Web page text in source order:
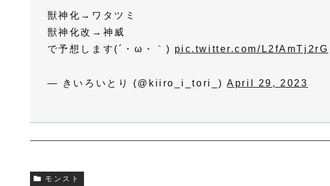
獣神化→ワタツミ
獣神化改→神威
で予想します(´・ω・｀) pic.twitter.com/L2fAmTj2rG
— きいろいとり (@kiiro_i_tori_)April 29, 2023
モンスト